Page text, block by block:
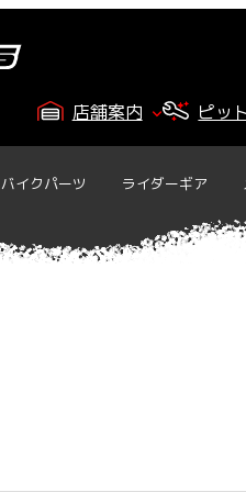
店舗案内 ピッ
バイクパーツ ライダーギア